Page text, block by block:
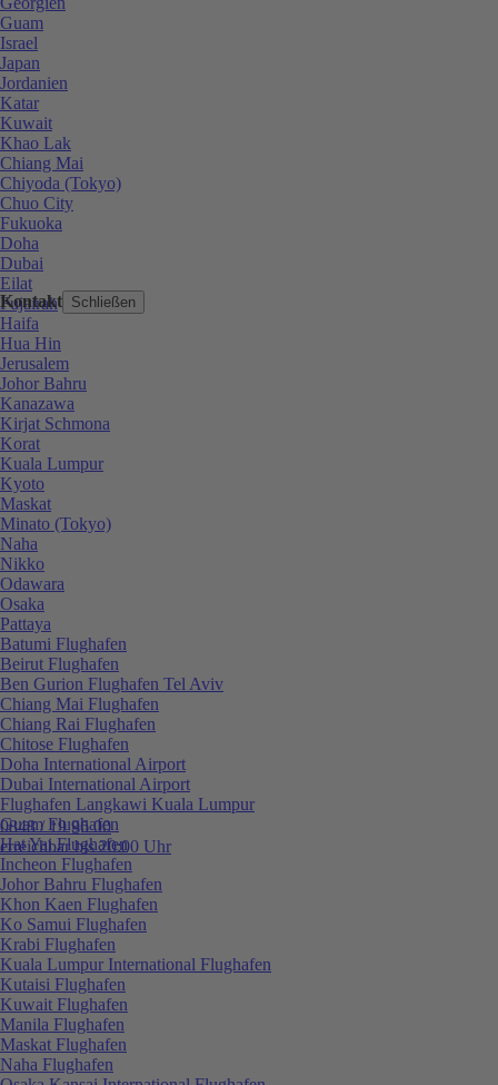
Kontakt Schließen
0848 / 19 96 00
erreichbar bis 20:00 Uhr
Guam
Israel
Japan
Jordanien
Katar
Kuwait
Khao Lak
Chiang Mai
Chiyoda (Tokyo)
Chuo City
Fukuoka
Doha
Dubai
Eilat
Fujairah
Haifa
Hua Hin
Jerusalem
Johor Bahru
Kanazawa
Kirjat Schmona
Korat
Kuala Lumpur
Kyoto
Maskat
Minato (Tokyo)
Naha
Nikko
Odawara
Osaka
Pattaya
Batumi Flughafen
Beirut Flughafen
Ben Gurion Flughafen Tel Aviv
Chiang Mai Flughafen
Chiang Rai Flughafen
Chitose Flughafen
Doha International Airport
Dubai International Airport
Flughafen Langkawi Kuala Lumpur
Guam Flughafen
Hat Yai Flughafen
Incheon Flughafen
Johor Bahru Flughafen
Khon Kaen Flughafen
Ko Samui Flughafen
Krabi Flughafen
Kuala Lumpur International Flughafen
Kutaisi Flughafen
Kuwait Flughafen
Manila Flughafen
Maskat Flughafen
Naha Flughafen